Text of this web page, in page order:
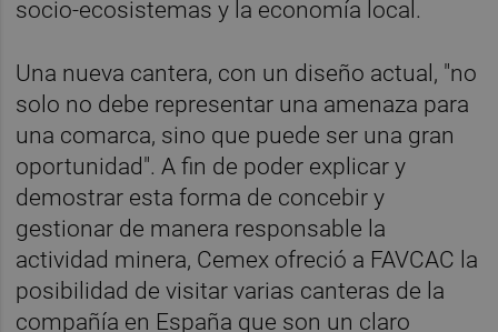
socio-ecosistemas y la economía local.
Una nueva cantera, con un diseño actual, "no
solo no debe representar una amenaza para
una comarca, sino que puede ser una gran
oportunidad". A fin de poder explicar y
demostrar esta forma de concebir y
gestionar de manera responsable la
actividad minera, Cemex ofreció a FAVCAC la
posibilidad de visitar varias canteras de la
compañía en España que son un claro